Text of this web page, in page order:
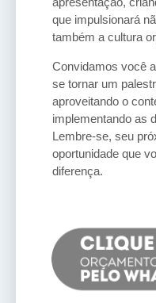
que impulsionará
também a cultura
Convidamos você
se tornar um
aproveitando o
implementando as
Lembre-se, seu
oportunidade que
diferença.